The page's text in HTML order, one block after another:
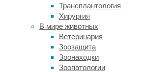
Трансплантология
Хирургия
В мире животных
Ветеринария
Зоозащита
Зоонаходки
Зоопатологии
Разберем,
их
правильно
употреблять.